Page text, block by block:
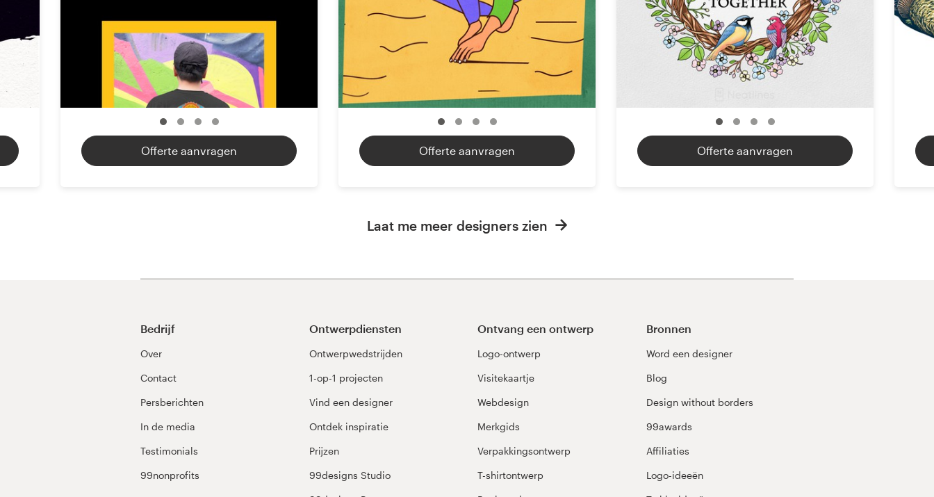
Offerte aanvragen Offerte aanvragen Offerte aanvragen
Laat me meer designers zien
Bedrijf
Over
Contact
Persberichten
In de media
Testimonials
99nonprofits
Ontwerpdiensten
Ontwerpwedstrijden
1-op-1 projecten
Vind een designer
Ontdek inspiratie
Prijzen
99designs Studio
Ontvang een ontwerp
Logo-ontwerp
Visitekaartje
Webdesign
Merkgids
Verpakkingsontwerp
T-shirtontwerp
Bronnen
Word een designer
Blog
Design without borders
99awards
Affiliaties
Logo-ideeën